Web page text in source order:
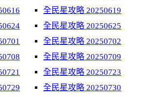
全民星攻略 20250619
全民星攻略 20250625
全民星攻略 20250702
全民星攻略 20250709
全民星攻略 20250723
全民星攻略 20250730